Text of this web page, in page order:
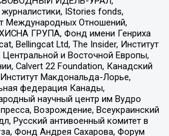
IStories fonds,
Международных Отношений,
ГРУПА, Фонд имени Генриха
Bellingcat Ltd, The Insider, Институт
и Восточной Европы,
Calvert 22 Foundation, Канадский
Макдональда-Лорье,
федерация Канады,
научный центр им Вудро
Возрождение, Всеукраинский
Русский антивоенный комитет в
Фонд Андрея Сахарова, Форум